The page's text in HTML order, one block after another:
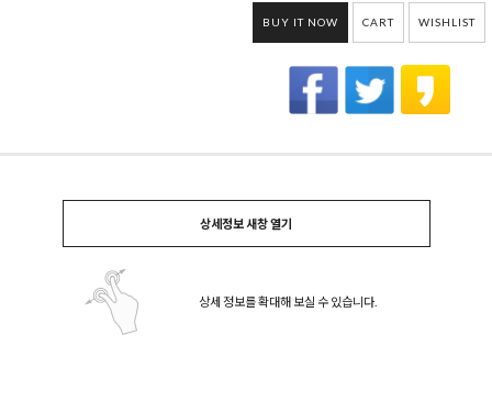
BUY IT NOW CART WISHLIST
상세정보 새창 열기
상세 정보를 확대해 보실 수 있습니다.